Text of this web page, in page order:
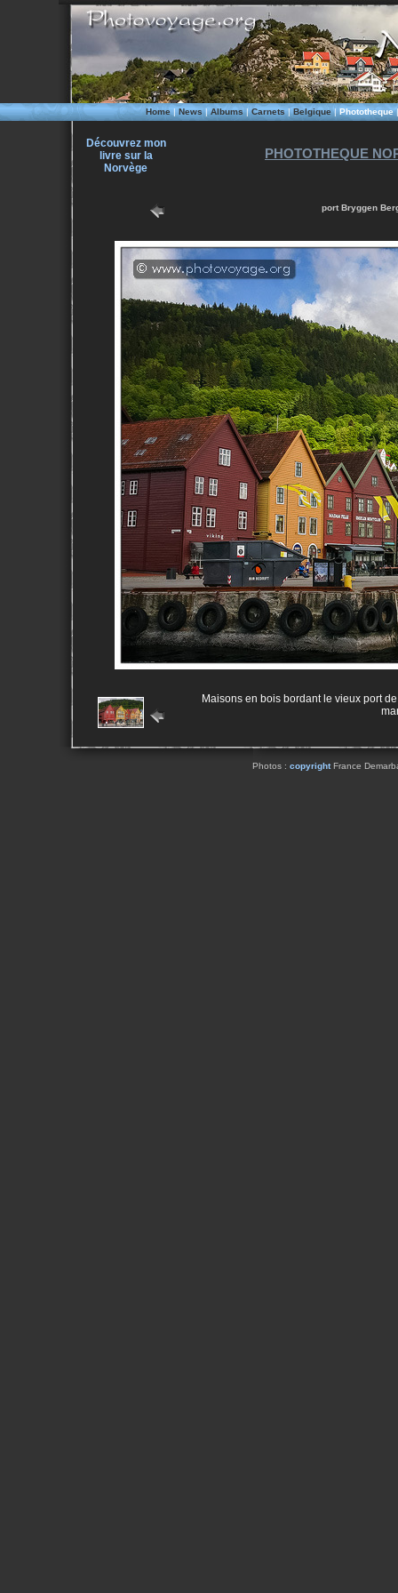
Home|News|Albums|Carnets|Belgique|Phototheque
Découvrez mon
livre sur la
Norvège
PHOTOTHEQUE
port Bryggen
Maisons en bois bordant le vieux port
Photos : copyrightFrance